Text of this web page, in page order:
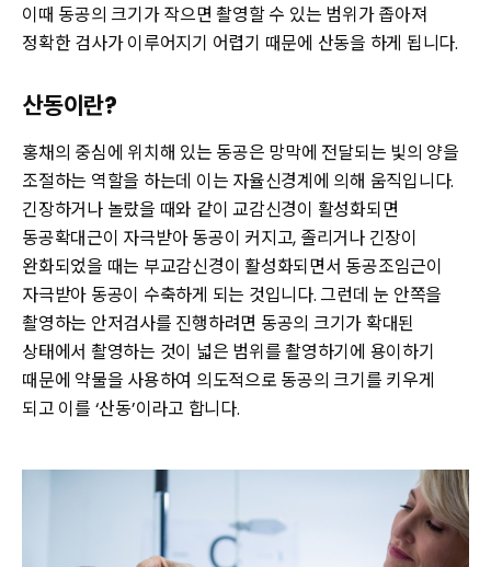
이때 동공의 크기가 작으면 촬영할 수 있는 범위가 좁아져
정확한 검사가 이루어지기 어렵기 때문에 산동을 하게 됩니다.
산동이란?
홍채의 중심에 위치해 있는 동공은 망막에 전달되는 빛의 양을
조절하는 역할을 하는데 이는 자율신경계에 의해 움직입니다.
긴장하거나 놀랐을 때와 같이 교감신경이 활성화되면
동공확대근이 자극받아 동공이 커지고, 졸리거나 긴장이
완화되었을 때는 부교감신경이 활성화되면서 동공조임근이
자극받아 동공이 수축하게 되는 것입니다. 그런데 눈 안쪽을
촬영하는 안저검사를 진행하려면 동공의 크기가 확대된
상태에서 촬영하는 것이 넓은 범위를 촬영하기에 용이하기
때문에 약물을 사용하여 의도적으로 동공의 크기를 키우게
되고 이를 ‘산동’이라고 합니다.